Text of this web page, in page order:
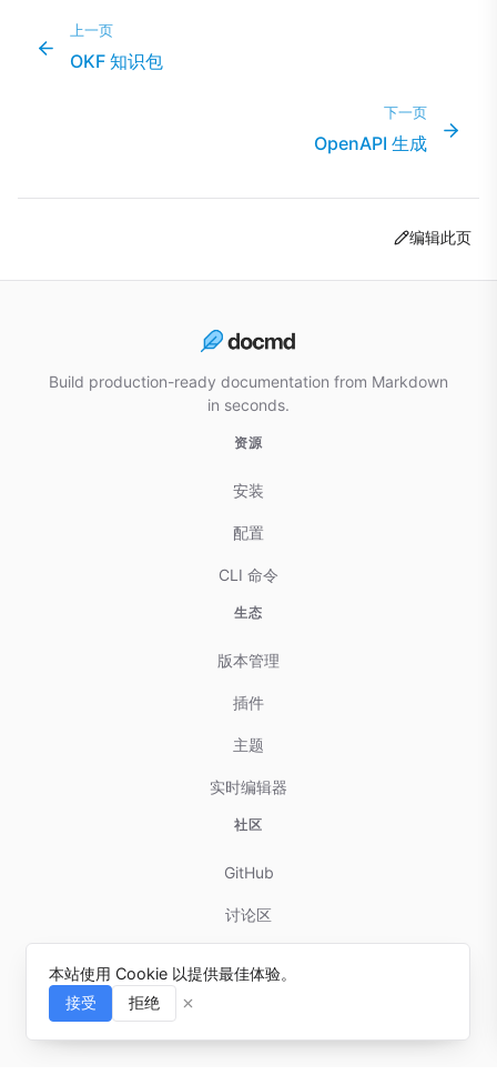
上一页
OKF 知识包
下一页
OpenAPI 生成
编辑此页
Build production-ready documentation from Markdown
in seconds.
资源
安装
配置
CLI 命令
生态
版本管理
插件
主题
实时编辑器
社区
GitHub
讨论区
本站使用 Cookie 以提供最佳体验。
接受 拒绝